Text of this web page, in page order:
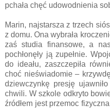
pchała chęć udowodnienia
Marin, najstarsza z trzech
z domu. Ona wybrała
zaś studia finansowe, a
pochłonęły ją zupełnie.
do ideału, zaszczepiła
choć nieświadomie –
dziewczynkę presję
chwili. W szkole odkryto
źródłem jest przemoc